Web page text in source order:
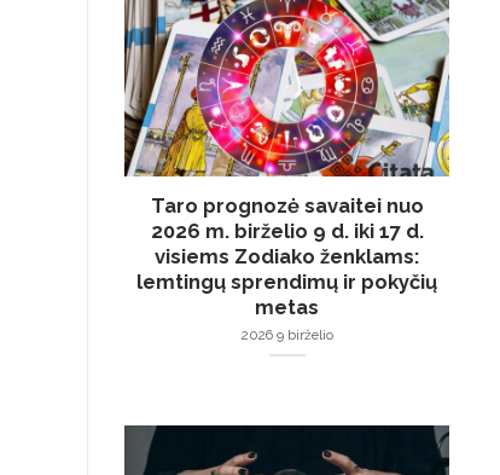
Taro prognozė savaitei nuo
2026 m. birželio 9 d. iki 17 d.
visiems Zodiako ženklams:
lemtingų sprendimų ir pokyčių
metas
2026 9 birželio